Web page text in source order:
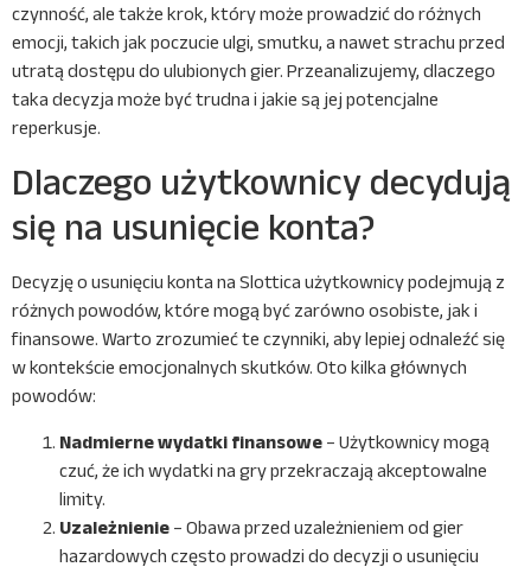
czynność, ale także krok, który może prowadzić do różnych
emocji, takich jak poczucie ulgi, smutku, a nawet strachu przed
utratą dostępu do ulubionych gier. Przeanalizujemy, dlaczego
taka decyzja może być trudna i jakie są jej potencjalne
reperkusje.
Dlaczego użytkownicy decydują
się na usunięcie konta?
Decyzję o usunięciu konta na Slottica użytkownicy podejmują z
różnych powodów, które mogą być zarówno osobiste, jak i
finansowe. Warto zrozumieć te czynniki, aby lepiej odnaleźć się
w kontekście emocjonalnych skutków. Oto kilka głównych
powodów:
Nadmierne wydatki finansowe – Użytkownicy mogą
czuć, że ich wydatki na gry przekraczają akceptowalne
limity.
Uzależnienie – Obawa przed uzależnieniem od gier
hazardowych często prowadzi do decyzji o usunięciu